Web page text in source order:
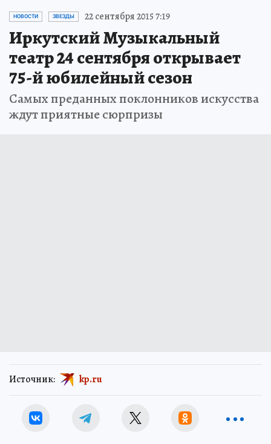
НОВОСТИ ЗВЕЗДЫ 22 сентября 2015 7:19
Иркутский Музыкальный
театр 24 сентября открывает
75-й юбилейный сезон
Самых преданных поклонников искусства
ждут приятные сюрпризы
Источник: kp.ru